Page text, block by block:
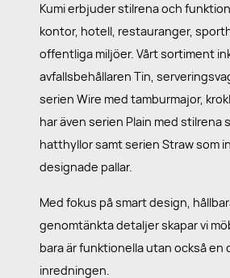
Kumi erbjuder stilrena och
kontor, hotell, restauranger,
offentliga miljöer. Vårt sortiment
avfallsbehållaren Tin,
serien Wire med tamburmajor,
har även serien Plain med stilrena
hatthyllor samt serien Straw som
designade pallar.
Med fokus på smart design,
genomtänkta detaljer skapar vi
bara är funktionella utan också en
inredningen.